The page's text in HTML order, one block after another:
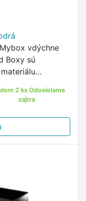
vdýchne
Boxy sú
2 ks Odosielame
zajtra